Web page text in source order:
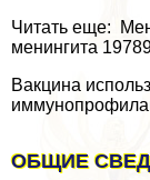
Читать еще:
менингита
Вакцина
ОБЩИЕ